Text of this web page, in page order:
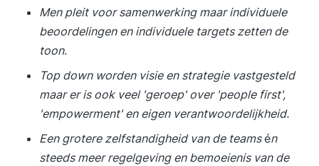
Men pleit voor samenwerking maar individuele
beoordelingen en individuele targets zetten de
toon.
Top down worden visie en strategie vastgesteld
maar er is ook veel 'geroep' over 'people first',
'empowerment' en eigen verantwoordelijkheid.
Een grotere zelfstandigheid van de teamsén
steeds meer regelgeving en bemoeienis van de